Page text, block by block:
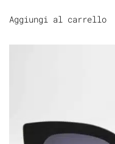
Aggiungi al carrello